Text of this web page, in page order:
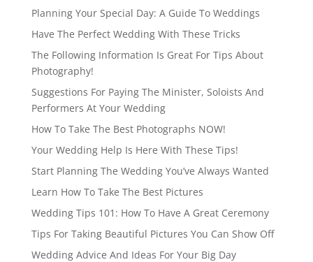
Planning Your Special Day: A Guide To Weddings
Have The Perfect Wedding With These Tricks
The Following Information Is Great For Tips About
Photography!
Suggestions For Paying The Minister, Soloists And
Performers At Your Wedding
How To Take The Best Photographs NOW!
Your Wedding Help Is Here With These Tips!
Start Planning The Wedding You’ve Always Wanted
Learn How To Take The Best Pictures
Wedding Tips 101: How To Have A Great Ceremony
Tips For Taking Beautiful Pictures You Can Show Off
Wedding Advice And Ideas For Your Big Day